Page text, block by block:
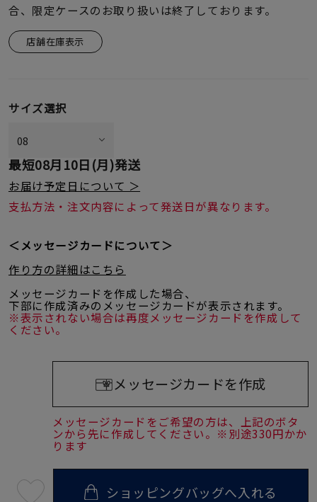
合、限定ケースのお取り扱いは終了しております。
店舗在庫表示
サイズ選択
最短08月10日(月)発送
お届け予定日について ＞
支払方法・注文内容によって発送日が異なります。
＜メッセージカードについて＞
作り方の詳細はこちら
メッセージカードを作成した場合、
下部に作成済みのメッセージカードが表示されます。
※表示されない場合は再度メッセージカードを作成して
ください。
メッセージカードを作成
メッセージカードをご希望の方は、上記のボタ
ンから先に作成してください。※別途330円かか
ります
ショッピングバッグへ入れる